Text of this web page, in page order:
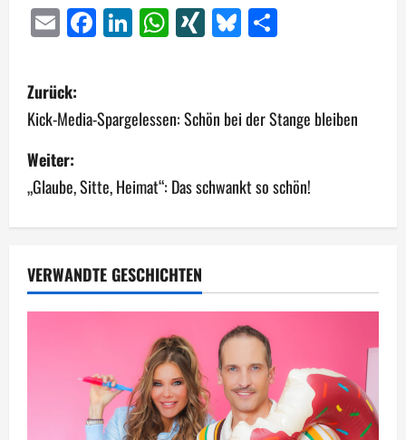
EmailFacebook
LinkedIn
WhatsApp
XINGBluesky
B
e
i
t
r
a
g
Zurück:
Kick-Media-Spargelessen: Schön bei der Stange bleiben
Weiter:
„Glaube, Sitte, Heimat“: Das schwankt so schön!
VERWANDTE GESCHICHTEN